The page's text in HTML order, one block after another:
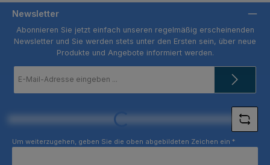
Newsletter
Abonnieren Sie jetzt einfach unseren regelmäßig erscheinenden
Newsletter und Sie werden stets unter den Ersten sein, über neue
Produkte und Angebote informiert werden.
Mail-
Loading...
Um weiterzugehen, geben Sie die oben abgebildeten Zeichen ein *